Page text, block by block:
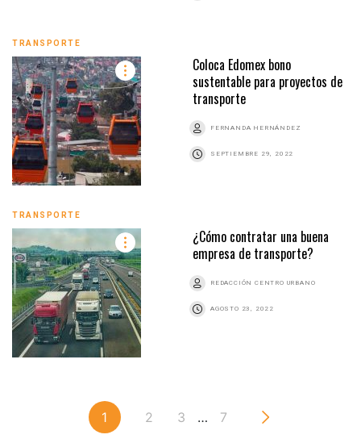
TRANSPORTE
Coloca Edomex bono
sustentable para proyectos de
transporte
FERNANDA HERNÁNDEZ
SEPTIEMBRE 29, 2022
TRANSPORTE
¿Cómo contratar una buena
empresa de transporte?
REDACCIÓN CENTRO URBANO
AGOSTO 23, 2022
1 2 3 … 7